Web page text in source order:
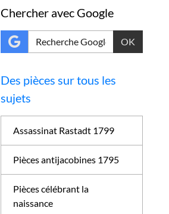
Chercher avec Google
OK
Des pièces sur tous les
sujets
Assassinat Rastadt 1799
Pièces antijacobines 1795
Pièces célébrant la
naissance